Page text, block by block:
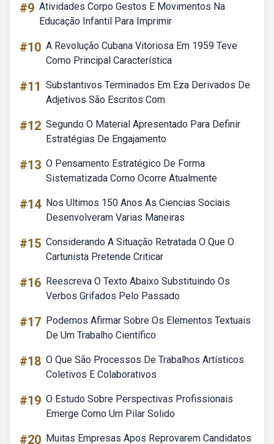
#9 Atividades Corpo Gestos E Movimentos Na
Educação Infantil Para Imprimir
#10 A Revolução Cubana Vitoriosa Em 1959 Teve
Como Principal Característica
#11 Substantivos Terminados Em Eza Derivados De
Adjetivos São Escritos Com
#12 Segundo O Material Apresentado Para Definir
Estratégias De Engajamento
#13 O Pensamento Estratégico De Forma
Sistematizada Como Ocorre Atualmente
#14 Nos Ultimos 150 Anos As Ciencias Sociais
Desenvolveram Varias Maneiras
#15 Considerando A Situação Retratada O Que O
Cartunista Pretende Criticar
#16 Reescreva O Texto Abaixo Substituindo Os
Verbos Grifados Pelo Passado
#17 Podemos Afirmar Sobre Os Elementos Textuais
De Um Trabalho Científico
#18 O Que São Processos De Trabalhos Artísticos
Coletivos E Colaborativos
#19 O Estudo Sobre Perspectivas Profissionais
Emerge Como Um Pilar Solido
#20 Muitas Empresas Apos Reprovarem Candidatos